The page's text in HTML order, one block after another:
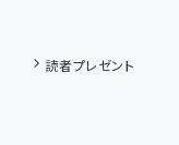
読者プレゼント